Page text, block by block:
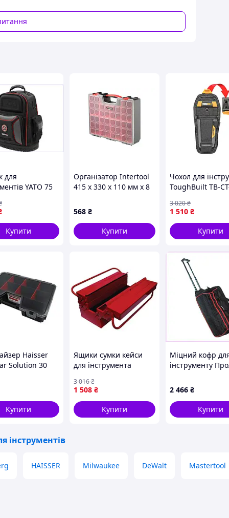
на подъемное устройство и для
альпіністського та іншого спорядження,
для
YATO 75
для роботи
Купити
Організатор Intertool
415 x 330 x 110 мм x 8
568 ₴
Купити
Чохол для
ToughBuilt TB-
та зручного
зберігання
1 510 ₴
3 020₴
Купити
Haisser
Solution 30
Купити
Ящики сумки кейси
для інструмента
1 508 ₴
3 016₴
Купити
Міцний кофр
інструменту
8C5XB02340
2 466 ₴
Купити
інструментів
HAISSER Milwaukee DeWalt Mastertool